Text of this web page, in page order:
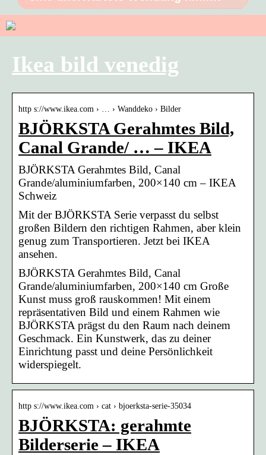
Ikea bild venedig
http s://www.ikea.com › … › Wanddeko › Bilder
BJÖRKSTA Gerahmtes Bild,
Canal Grande/ … – IKEA
BJÖRKSTA Gerahmtes Bild, Canal
Grande/aluminiumfarben, 200×140 cm – IKEA
Schweiz
Mit der BJÖRKSTA Serie verpasst du selbst
großen Bildern den richtigen Rahmen, aber klein
genug zum Transportieren. Jetzt bei IKEA
ansehen.
BJÖRKSTA Gerahmtes Bild, Canal
Grande/aluminiumfarben, 200×140 cm Große
Kunst muss groß rauskommen! Mit einem
repräsentativen Bild und einem Rahmen wie
BJÖRKSTA prägst du den Raum nach deinem
Geschmack. Ein Kunstwerk, das zu deiner
Einrichtung passt und deine Persönlichkeit
widerspiegelt.
http s://www.ikea.com › cat › bjoerksta-serie-35034
BJÖRKSTA: gerahmte
Bilderserie – IKEA